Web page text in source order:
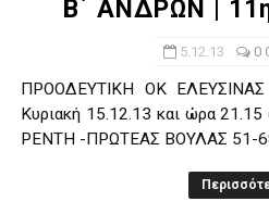
Β΄ ΑΝΔΡΩΝ |
5.12.13 0
ΠΡΟΟΔΕΥΤΙΚΗ ΟΚ
Κυριακή 15.12.13 και ώρα
ΡΕΝΤΗ -ΠΡΩΤΕΑΣ ΒΟΥΛΑΣ 51-